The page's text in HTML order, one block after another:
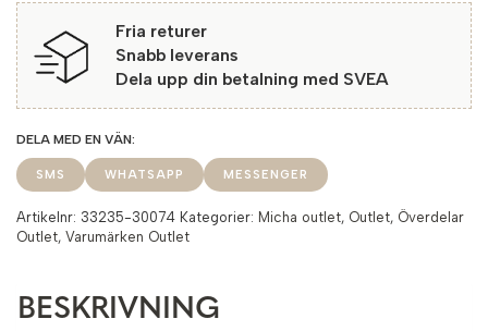
Coral
Pink
mängd
Fria returer
Snabb leverans
Dela upp din betalning med SVEA
SMS WHATSAPP MESSENGER
Artikelnr: 33235-30074 Kategorier: Micha outlet, Outlet, Överdelar
Outlet, Varumärken Outlet
BESKRIVNING